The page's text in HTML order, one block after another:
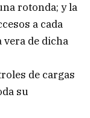
rotonda; y la
a cada
vera de dicha
de cargas
su